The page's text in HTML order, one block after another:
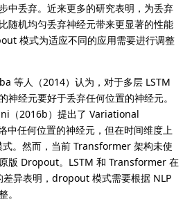
中丢弃。近来更多的研究表明，为丢弃
随机均匀丢弃神经元带来更显著的性能
模式为适应不同的应用需要进行调整
等人（2014）认为，对于多层 LSTM
神经元要好于丢弃任何位置的神经元。
（2016b）提出了 Variational
中任何位置的神经元，但在时间维度上
。然而，当前 Transformer 架构未使
版 Dropout。LSTM 和 Transformer 在
异表明，dropout 模式需要根据 NLP
。